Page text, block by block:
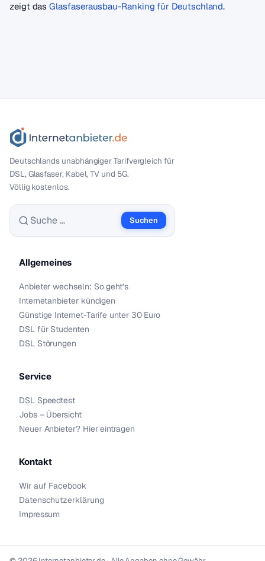
zeigt dasGlasfaserausbau-Ranking für Deutschland.
Deutschlands unabhängiger Tarif­vergleich für
DSL, Glasfaser, Kabel, TV und 5G.
Völlig kostenlos.
Suche nach:
Suchen
Allgemeines
Anbieter wechseln: So geht’s
Internetanbieter kündigen
Günstige Internet-Tarife unter 30 Euro
DSL für Studenten
DSL Störungen
Service
DSL Speedtest
Jobs – Übersicht
Neuer Anbieter? Hier eintragen
Kontakt
Wir auf Facebook
Datenschutzerklärung
Impressum